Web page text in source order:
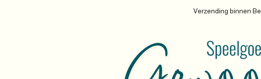
Verzending binnen